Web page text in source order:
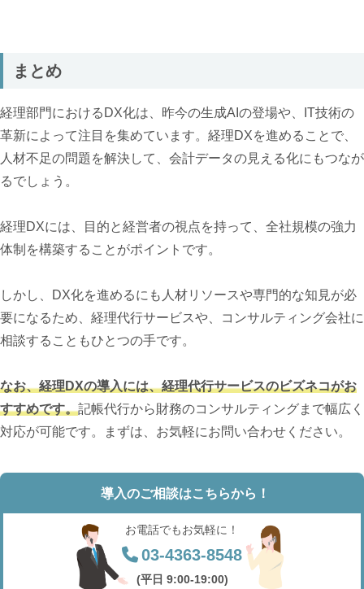
まとめ
経理部門におけるDX化は、昨今の生成AIの登場や、IT技術の
革新によって注目を集めています。経理DXを進めることで、
人材不足の問題を解決して、会計データの見える化にもつなが
るでしょう。
経理DXには、目的と経営者の視点を持って、全社規模の強力
体制を構築することがポイントです。
しかし、DX化を進めるにも人材リソースや専門的な知見が必
要になるため、経理代行サービスや、コンサルティング会社に
相談することもひとつの手です。
なお、経理DXの導入には、経理代行サービスのビズネコがお
すすめです。記帳代行から財務のコンサルティングまで幅広く
対応が可能です。まずは、お気軽にお問い合わせください。
導入のご相談はこちらから！
お電話でもお気軽に！
03-4363-8548
(平日 9:00-19:00)